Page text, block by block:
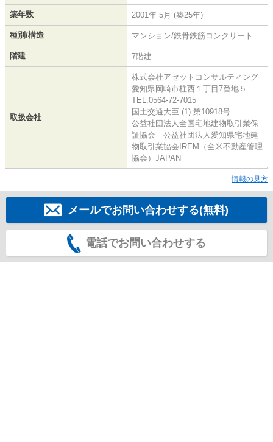
築年数 2001年 5月 (築25年)
種別/構造 マンション/鉄骨鉄筋コンクリート
階建 7階建
取扱会社
株式会社アセットコンサルティング
愛知県岡崎市柱西１丁目7番地５
TEL:0564-72-7015
国土交通大臣 (1) 第10918号
公益社団法人全国宅地建物取引業保
証協会 公益社団法人愛知県宅地建
物取引業協会IREM（全米不動産管理
協会）JAPAN
情報の見方
メールでお問い合わせする(無料)
電話でお問い合わせする